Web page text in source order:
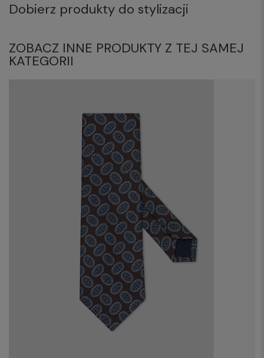
Dobierz produkty do stylizacji
ZOBACZ INNE PRODUKTY Z TEJ SAMEJ
KATEGORII